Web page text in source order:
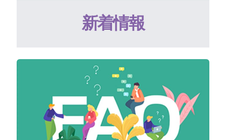
新着情報